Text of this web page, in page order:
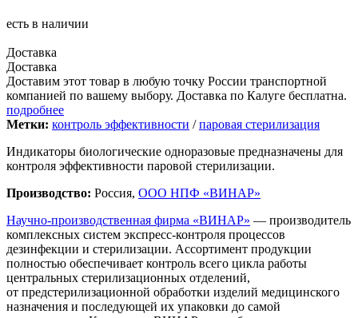
есть в наличии
Доставка
Доставка
Доставим этот товар в любую точку России транспортной
компанией по вашему выбору. Доставка по Калуге бесплатна.
подробнее
Метки: контроль эффективности /паровая стерилизация
Индикаторы биологические одноразовые предназначены для
контроля эффективности паровой стерилизации.
Производство: Россия, ООО НПФ «ВИНАР»
Научно-производственная фирма «ВИНАР» — производитель
комплексных систем экспресс-контроля процессов
дезинфекции и стерилизации. Ассортимент продукции
полностью обеспечивает контроль всего цикла работы
центральных стерилизационных отделений,
от предстерилизационной обработки изделий медицинского
назначения и последующей их упаковки до самой